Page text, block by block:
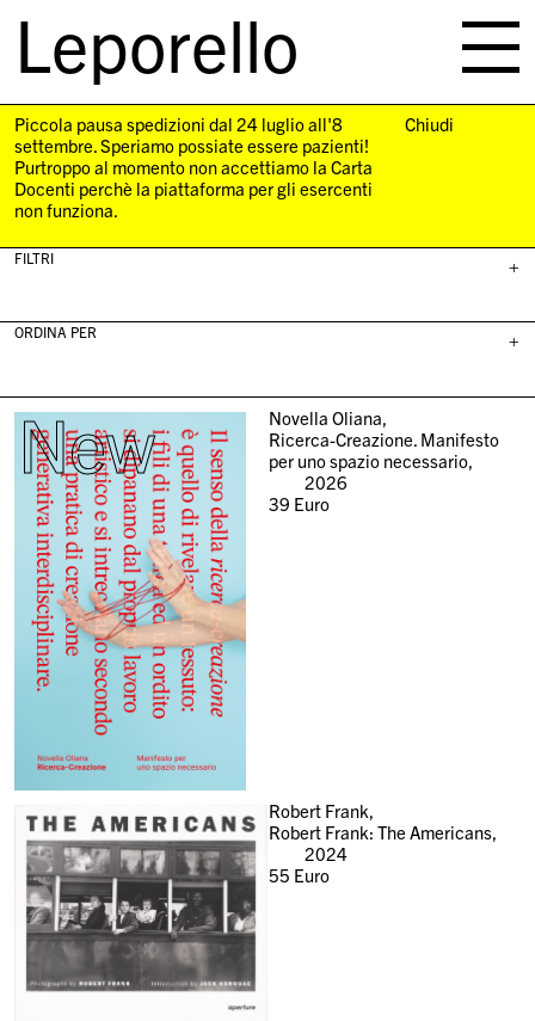
Leporello
navigation
Piccola pausa spedizioni dal 24 luglio all'8
settembre. Speriamo possiate essere pazienti!
Purtroppo al momento non accettiamo la Carta
Docenti perchè la piattaforma per gli esercenti
non funziona.
Chiudi
+
FILTRI
+
ORDINA PER
New
Novella Oliana,
Ricerca-Creazione. Manifesto
per uno spazio necessario,
2026
39 Euro
Robert Frank,
Robert Frank: The Americans,
2024
55 Euro